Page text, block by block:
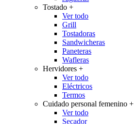
Tostado +
Ver todo
Grill
Tostadoras
Sandwicheras
Paneteras
Wafleras
Hervidores +
Ver todo
Eléctricos
Termos
Cuidado personal femenino +
Ver todo
Secador